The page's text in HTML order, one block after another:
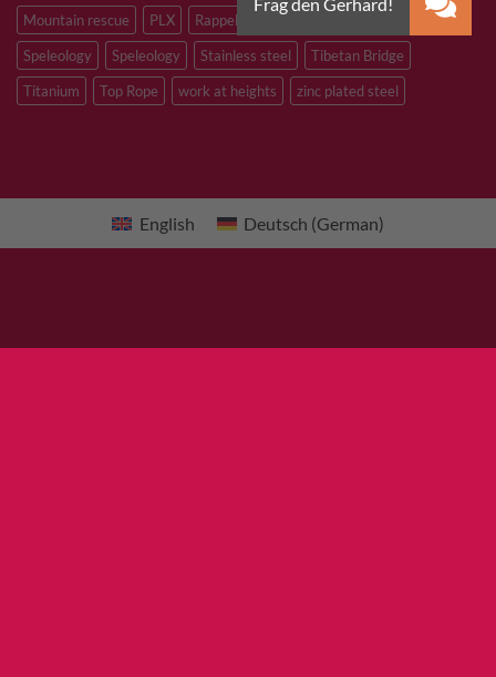
Mountain rescue
PLX Rappelling Sandstone
Speleology
Speleology Stainless steel
Tibetan Bridge
Titanium
Top Rope work at heights zinc plated steel
English Deutsch (German)